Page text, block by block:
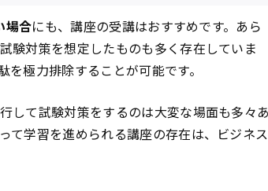
場合にも、講座の受講はおすすめです。あら
験対策を想定したものも多く存在していま
極力排除することが可能です。
して試験対策をするのは大変な場面も多々あ
て学習を進められる講座の存在は、ビジネス